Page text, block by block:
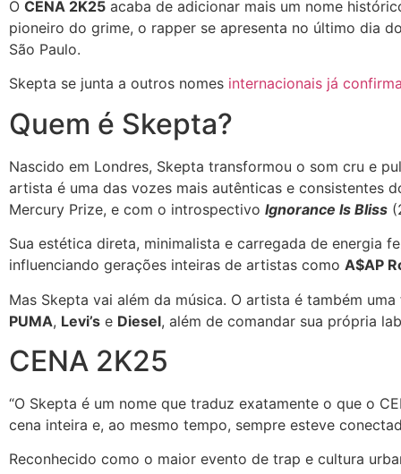
O CENA 2K25 acaba de adicionar mais um nome
pioneiro do grime, o rapper se apresenta no último dia
São Paulo.
Skepta se junta a outros nomes internacionais já
Quem é Skepta?
Nascido em Londres, Skepta transformou o som cru e
artista é uma das vozes mais autênticas e
Mercury Prize, e com o introspectivo Ignorance Is Bliss
Sua estética direta, minimalista e carregada de energia
influenciando gerações inteiras de artistas como A$AP
Mas Skepta vai além da música. O artista é também
PUMA, Levi’s e Diesel, além de comandar sua própria
CENA 2K25
“O Skepta é um nome que traduz exatamente o que o
cena inteira e, ao mesmo tempo, sempre esteve
Reconhecido como o maior evento de trap e cultura